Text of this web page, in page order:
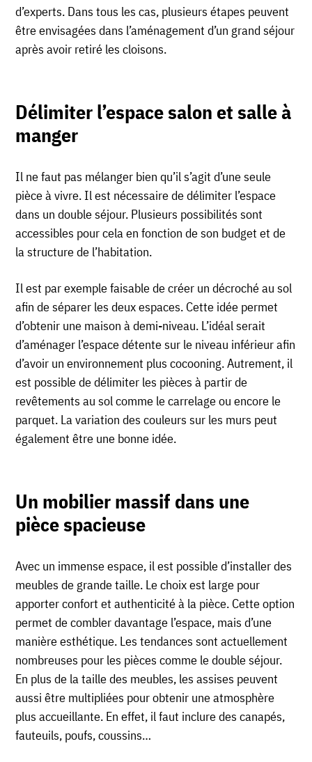
d’experts. Dans tous les cas, plusieurs étapes peuvent
être envisagées dans l’aménagement d’un grand séjour
après avoir retiré les cloisons.
Délimiter l’espace salon et salle à
manger
Il ne faut pas mélanger bien qu’il s’agit d’une seule
pièce à vivre. Il est nécessaire de délimiter l’espace
dans un double séjour. Plusieurs possibilités sont
accessibles pour cela en fonction de son budget et de
la structure de l’habitation.
Il est par exemple faisable de créer un décroché au sol
afin de séparer les deux espaces. Cette idée permet
d’obtenir une maison à demi-niveau. L’idéal serait
d’aménager l’espace détente sur le niveau inférieur afin
d’avoir un environnement plus cocooning. Autrement, il
est possible de délimiter les pièces à partir de
revêtements au sol comme le carrelage ou encore le
parquet. La variation des couleurs sur les murs peut
également être une bonne idée.
Un mobilier massif dans une
pièce spacieuse
Avec un immense espace, il est possible d’installer des
meubles de grande taille. Le choix est large pour
apporter confort et authenticité à la pièce. Cette option
permet de combler davantage l’espace, mais d’une
manière esthétique. Les tendances sont actuellement
nombreuses pour les pièces comme le double séjour.
En plus de la taille des meubles, les assises peuvent
aussi être multipliées pour obtenir une atmosphère
plus accueillante. En effet, il faut inclure des canapés,
fauteuils, poufs, coussins…